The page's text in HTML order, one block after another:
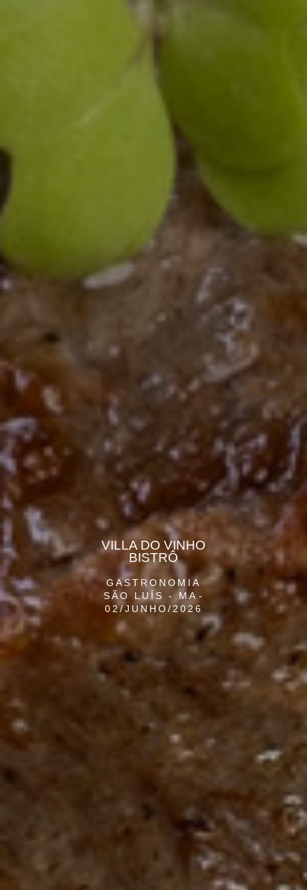
GASTRONOMIA
SÃO LUÍS - MA
02/JUNHO/2026
VILLA DO VINHO
BISTRÔ